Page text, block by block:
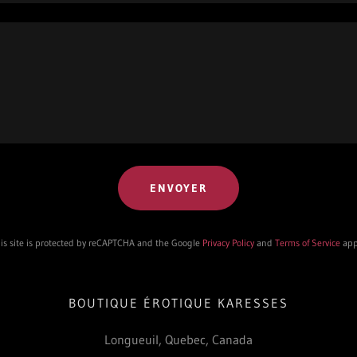
ENVOYER
site is protected by reCAPTCHA and the Google Privacy Policyand Terms of Service
BOUTIQUE ÉROTIQUE KARESSES
Longueuil, Quebec, Canada